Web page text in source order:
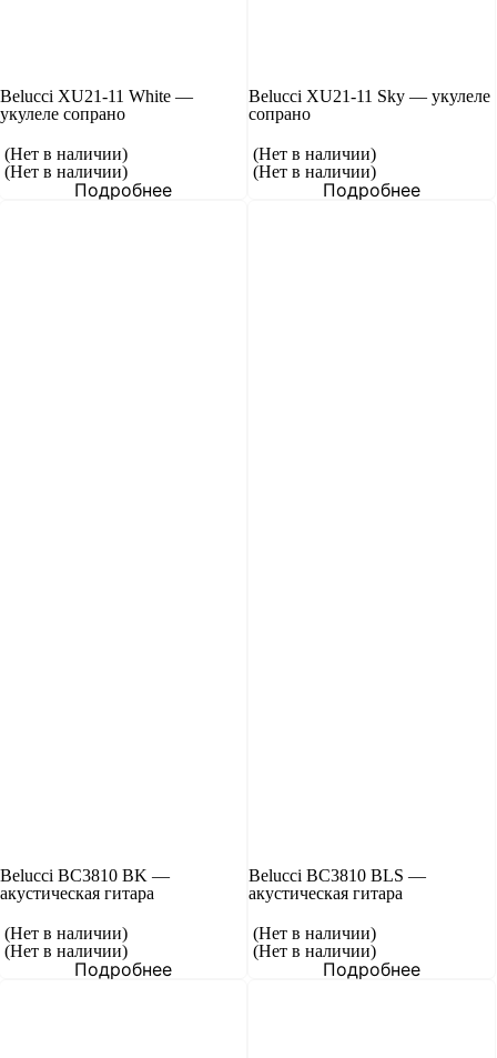
Belucci XU21-11 White —
укулеле сопрано
(Нет в наличии)
(Нет в наличии)
Подробнее
Belucci XU21-11 Sky — укулеле
сопрано
(Нет в наличии)
(Нет в наличии)
Подробнее
Belucci BC3810 BK —
акустическая гитара
(Нет в наличии)
(Нет в наличии)
Подробнее
Belucci BC3810 BLS —
акустическая гитара
(Нет в наличии)
(Нет в наличии)
Подробнее